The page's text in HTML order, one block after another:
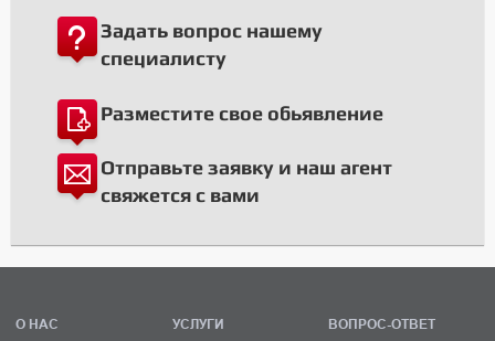
Задать вопрос нашему
специалисту
Разместите свое обьявление
Отправьте заявку и наш агент
свяжется с вами
О НАС
УСЛУГИ
ВОПРОС-ОТВЕТ